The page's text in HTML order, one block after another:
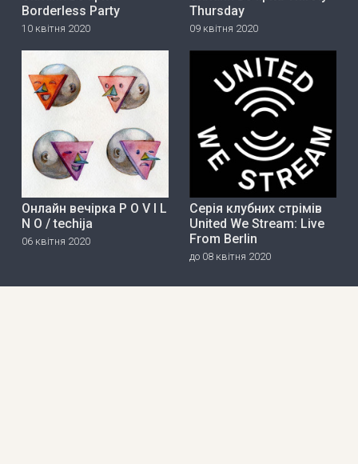
Borderless Party
10 квітня 2020
Thursday
09 квітня 2020
Онлайн вечірка P O V I L
N O / techija
06 квітня 2020
Серія клубних стрімів
United We Stream: Live
From Berlin
до 08 квітня 2020